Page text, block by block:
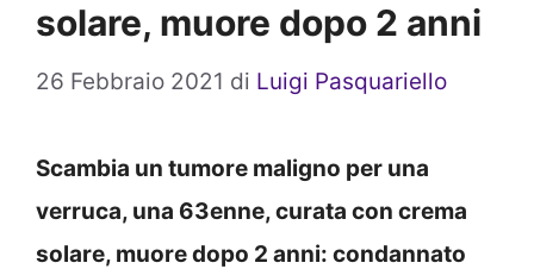
solare, muore dopo 2 anni
26 Febbraio 2021 di Luigi Pasquariello
Scambia un tumore maligno per una
verruca, una 63enne, curata con crema
solare, muore dopo 2 anni: condannato